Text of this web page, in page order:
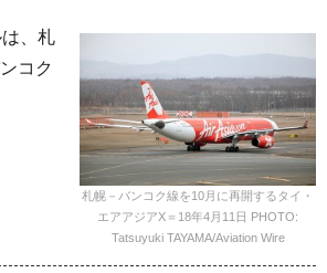
札幌－バンコク線を10月に再開するタイ・
エアアジアX＝18年4月11日 PHOTO:
Tatsuyuki TAYAMA/Aviation Wire
、札
コク